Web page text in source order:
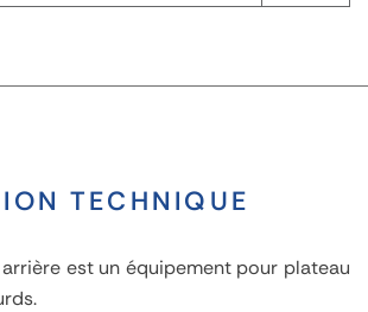
TECHNIQUE
est un équipement pour plateau